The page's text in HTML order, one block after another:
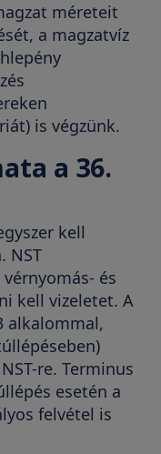
méreteit
a magzatvíz
is végzünk.
a 36.
kell
NST
és
kell vizeletet. A
alkalommal,
re. Terminus
esetén a
felvétel is